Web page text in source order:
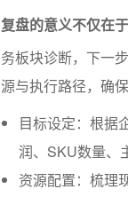
复盘的意义不仅在
务板块诊断，下一
源与执行路径，确
目标设定：根据
润、SKU数量、
资源配置：梳理